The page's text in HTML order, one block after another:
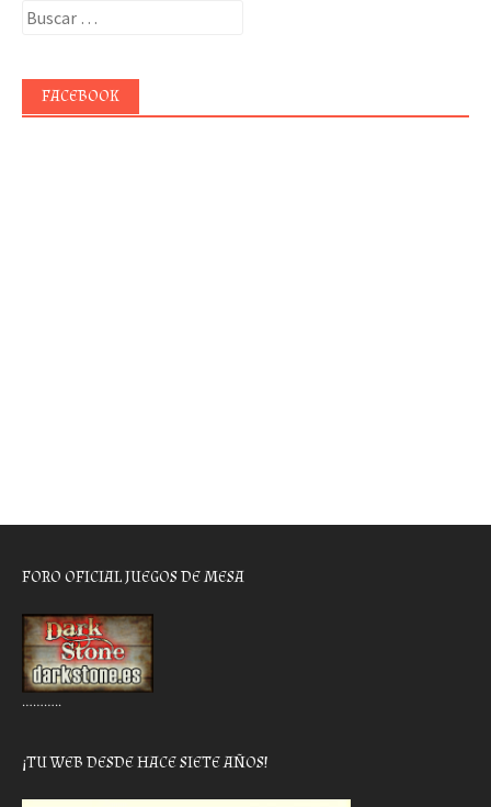
Buscar:
FACEBOOK
FORO OFICIAL JUEGOS DE MESA
………..
¡TU WEB DESDE HACE SIETE AÑOS!